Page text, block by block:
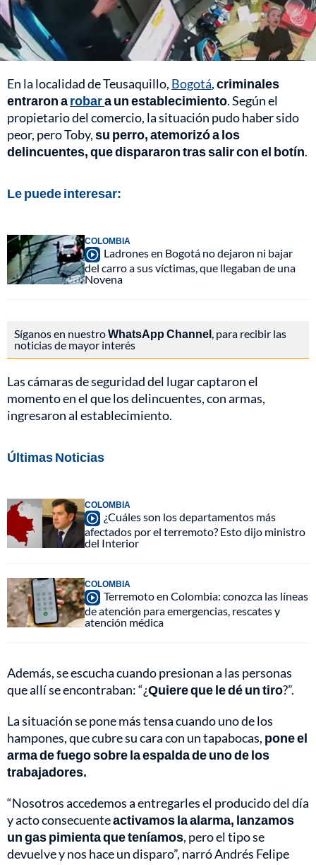
En la localidad de Teusaquillo, Bogotá,criminales
entraron arobara un establecimiento. Según el
propietario del comercio, la situación pudo haber sido
peor, pero Toby,su perro, atemorizó a los
delincuentes, que dispararon tras salir con el botín.
Le puede interesar:
COLOMBIA
Ladrones en Bogotá no dejaron ni bajar
del carro a sus víctimas, que llegaban de una
Novena
Síganos en nuestroWhatsApp Channel , para recibir las
noticias de mayor interés
Las cámaras de seguridad del lugar captaron el
momento en el que los delincuentes, con armas,
ingresaron al establecimiento.
Últimas Noticias
COLOMBIA
¿Cuáles son los departamentos más
afectados por el terremoto? Esto dijo ministro
del Interior
COLOMBIA
Terremoto en Colombia: conozca las líneas
de atención para emergencias, rescates y
atención médica
Además, se escucha cuando presionan a las personas
que allí se encontraban: “¿Quiere que le dé un tiro?”.
La situación se pone más tensa cuando uno de los
hampones, que cubre su cara con un tapabocas, pone el
arma de fuego sobre la espalda de uno de los
trabajadores.
“Nosotros accedemos a entregarles el producido del día
y acto consecuenteactivamos la alarma, lanzamos
un gas pimienta que teníamos, pero el tipo se
devuelve y nos hace un disparo”, narró Andrés Felipe